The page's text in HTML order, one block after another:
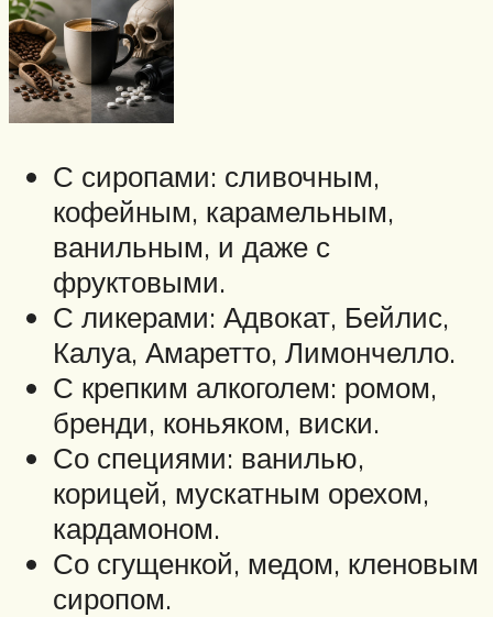
С сиропами: сливочным,
кофейным, карамельным,
ванильным, и даже с
фруктовыми.
С ликерами: Адвокат, Бейлис,
Калуа, Амаретто, Лимончелло.
С крепким алкоголем: ромом,
бренди, коньяком, виски.
Со специями: ванилью,
корицей, мускатным орехом,
кардамоном.
Со сгущенкой, медом, кленовым
сиропом.